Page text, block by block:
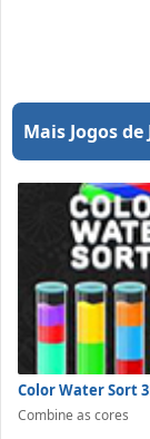
Mais Jogos de
Color Water Sort
Combine as cores